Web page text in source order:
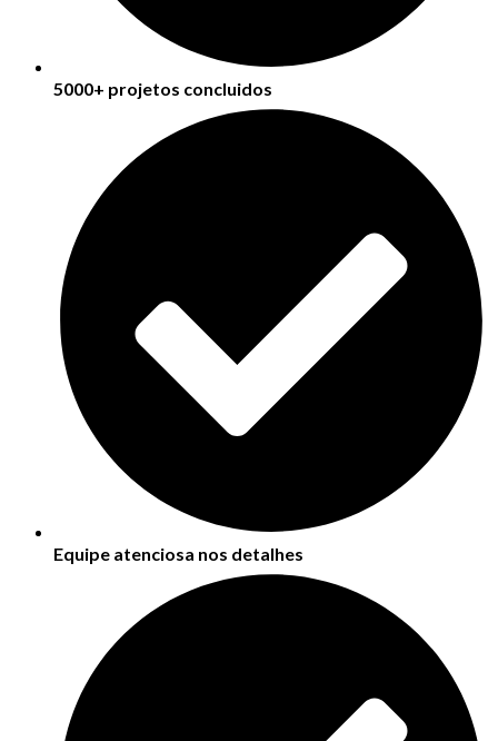
5000+ projetos concluidos
Equipe atenciosa nos detalhes